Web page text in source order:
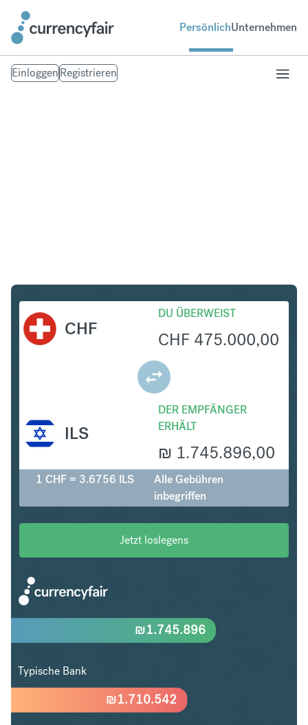
PersönlichUnternehmen
EinloggenRegistrieren
CHF
DU ÜBERWEIST
CHF 475.000,00
DER EMPFÄNGER
ERHÄLT
₪ 1.745.896,00
ILS
1 CHF = 3.6756 ILS
Alle Gebühren
inbegriffen
Jetzt loslegens
₪1.710.542
₪1.745.896
Typische Bank